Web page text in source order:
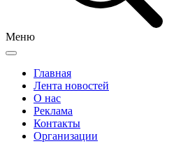
Меню
Главная
Лента новостей
О нас
Реклама
Контакты
Организации